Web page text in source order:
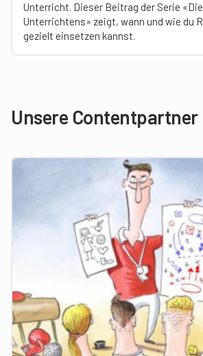
Unterricht. Dieser Beitrag der Serie
Unterrichtens» zeigt, wann und wie du
gezielt einsetzen kannst.
Unsere Contentpartner